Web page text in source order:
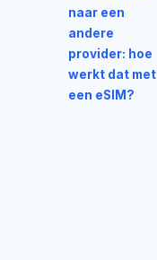
naar een
andere
provider: hoe
werkt dat met
een eSIM?